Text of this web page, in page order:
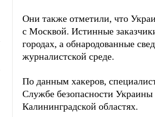
Они также отметили, что
с Москвой. Истинные
городах, а обнародованные
журналистской среде.
По данным хакеров,
Службе безопасности
Калининградской областях.